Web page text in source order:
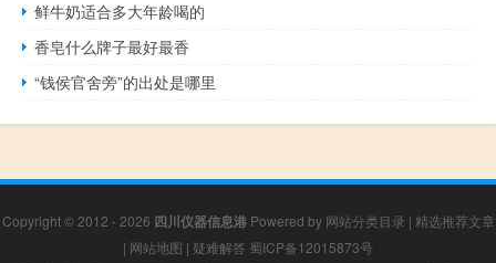
鲜牛奶适合多大年龄喝的
香皂什么牌子最好最香
“钱侯官舍旁”的出处是哪里
Copyright © 2012 - 2026 四川仪器信息港Powered by 网站分类目录 | 精选推荐文章
| 网站地图 | 疑难解答 蜀ICP备12015873号